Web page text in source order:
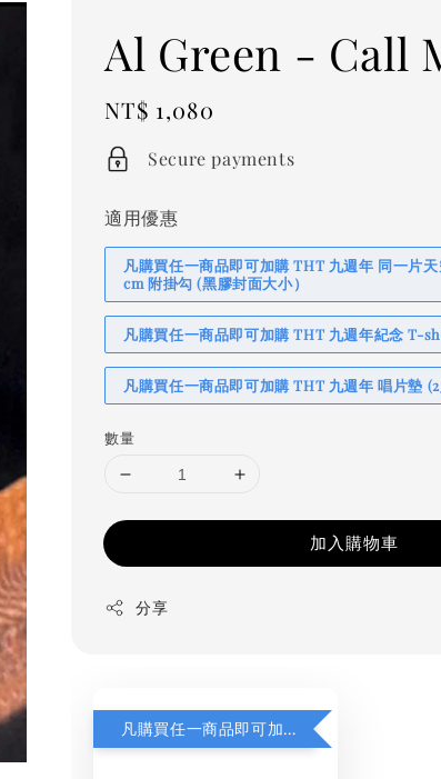
Al Green - Call
Regular
price
NT$ 1,080
Secure payments
適用優惠
凡購買任一商品即可加購 THT 九週年 同一片
cm 附掛勾 (黑膠封面大小）
凡購買任一商品即可加購 THT 九週年紀念 T-
凡購買任一商品即可加購 THT 九週年 唱片墊
數量
加入購物車
分享
凡購買任一商品即可加購 THT 九週年 同一片天空 無框畫 30 x 30 cm 附掛勾 (黑膠封面大小）